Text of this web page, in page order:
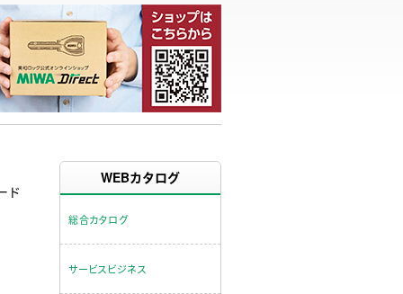
ド
WEBカタログ
総合カタログ
サービスビジネス